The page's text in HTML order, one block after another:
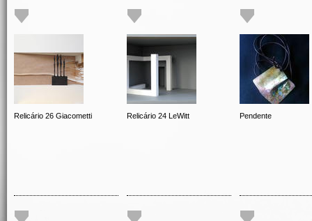
Relicário 26 Giacometti Relicário 24 LeWitt Pendente